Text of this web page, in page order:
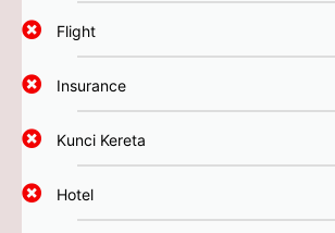
Flight
Insurance
Kunci Kereta
Hotel